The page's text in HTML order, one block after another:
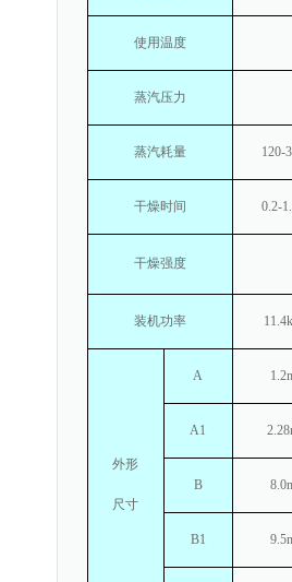
使用温度
蒸汽压力
蒸汽耗量 120-
干燥时间 0.2-
干燥强度
装机功率
外形
尺寸
A
A1
B
B1